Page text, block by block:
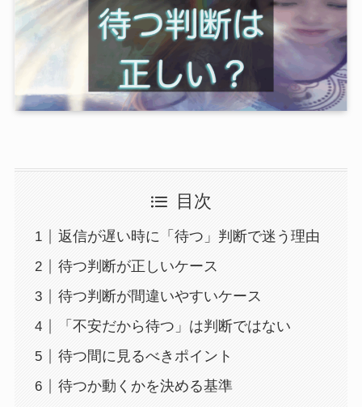
目次
返信が遅い時に「待つ」判断で迷う理由
待つ判断が正しいケース
待つ判断が間違いやすいケース
「不安だから待つ」は判断ではない
待つ間に見るべきポイント
待つか動くかを決める基準